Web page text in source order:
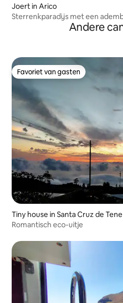
Joert in Arico
Sterrenkparadijs met een
Andere
Favoriet van gasten
Favoriet van gasten
Tiny house in Santa Cruz de
Romantisch eco-uitje